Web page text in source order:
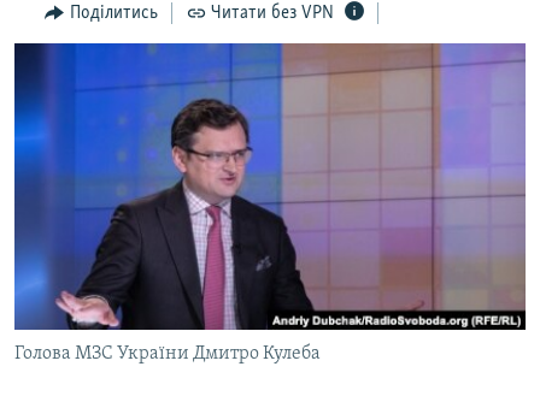
Перейти
до
ПОГЛЯД
ВСЕ ЗА ДЕНЬ
СПЕЦПРОЕКТИ
ВІДЕОУРОКИ «ELIFBE»
СВІДЧЕННЯ ОКУПАЦІЇ
УКРАЇНСЬКА ПРОБЛЕМА КРИМУ
ІНФОГРАФІКА
ЯК ОБІЙТИ БЛОКУВАННЯ
Русский
Qırımtatar
ДОЛУЧАЙСЯ!
Поділитись Читати без VPN
Голова МЗС України Дмитро Кулеба